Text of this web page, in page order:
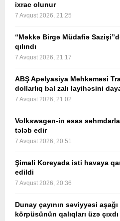
ixrac olunur
7 Avqust 2026, 21:25
“Məkkə Birgə Müdafiə
qılındı
7 Avqust 2026, 21:17
ABŞ Apelyasiya Məhkəməsi
dollarlıq bal zalı layihəsini
7 Avqust 2026, 21:02
Volkswagen-in əsas
tələb edir
7 Avqust 2026, 20:51
Şimali Koreyada isti havaya
edildi
7 Avqust 2026, 20:36
Dunay çayının səviyyəsi
körpüsünün qalıqları üzə çıxdı